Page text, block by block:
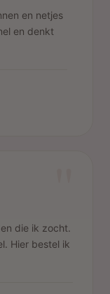
en netjes
en denkt
die ik zocht.
Hier bestel ik